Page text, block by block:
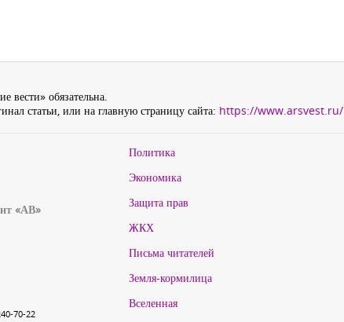
вести» обязательна.
статьи, или на главную страницу сайта: https://www.arsvest.ru/
«АВ»
70-22
Политика
Экономика
Защита прав
ЖКХ
Письма читателей
Земля-кормилица
Вселенная